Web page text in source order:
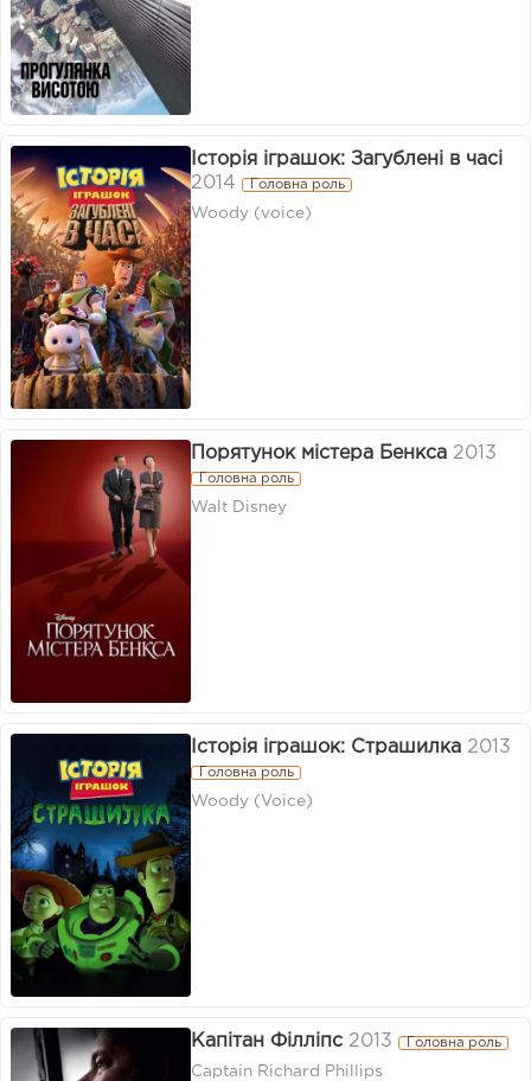
Історія іграшок: Загублені в часі
2014
Головна роль
Woody (voice)
Порятунок містера Бенкса 2013
Головна роль
Walt Disney
Історія іграшок: Страшилка 2013
Головна роль
Woody (Voice)
Капітан Філліпс 2013 Головна роль
Captain Richard Phillips